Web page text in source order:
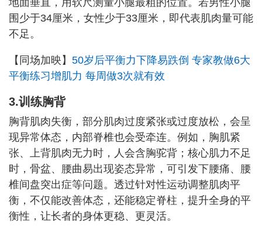
围少于34厘米，女性少于33厘米，即代表肌肉量可能
不足。
【同场加映】 50岁后平衡力下降易跌倒 专家教做6大
平衡练习增肌力 每周做3次就有效
3.训练胸背
胸背肌肉失衡，部分肌肉过度紧张或过度放松，会呈
现异常体态，内部脊椎也会受牵连。例如，胸肌紧
张、上背肌肉无力时，人会含胸驼背；核心肌力不足
时，骨盆、腰曲易出现姿态异常，可引发下腰痛、腰
椎间盘突出症等问题。透过针对性运动调整肌肉平
衡，不仅能改善体态，还能稳定脊柱，提升全身的平
衡性，让长者的身体更稳、更灵活。